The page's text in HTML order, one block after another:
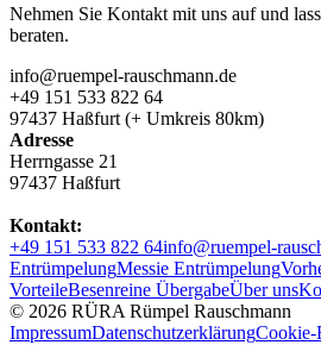
Nehmen Sie Kontakt mit uns auf und
beraten.
info@ruempel-rauschmann.de
+49 151 533 822 64
97437 Haßfurt (+ Umkreis 80km)
Adresse
Herrngasse 21
97437 Haßfurt
Kontakt:
+49 151 533 822 64info@ruempel-
EntrümpelungMessie Entrümpelung
VorteileBesenreine ÜbergabeÜber uns
© 2026 RÜRA Rümpel Rauschmann
ImpressumDatenschutzerklärungCookie-